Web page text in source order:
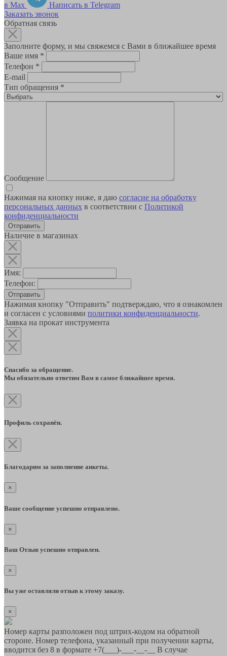
в Max
Написать в Telegram
Заказать звонок
Обратная связь
Заполните форму, и мы свяжемся с Вами в ближайшее время
Ваше имя *
Телефон *
E-mail
Тип обращения *
Сообщение
Нажимая на кнопку ниже, я даю согласие на обработку
персональных данных в соответствии с Политикой
конфиденциальности
Наличие в магазинах
Имя:
Телефон:
Отправить
Нажимая кнопку "Отправить" подтверждаю, что я ознакомлен
и согласен с условиями политики конфиденциальности.
Заявка на прокат инструмента
Спасибо за обращение.
Мы обязательно ответим Вам в самое ближайшее время.
Профиль сохранён.
Благодарим за заполнение анкеты.
×
Ваше сообщение успешно отправлено.
×
Ваш Отзыв успешно отправлен.
×
Вы уже оставляли отзыв к этому заказу.
×
Номер карты разположен под штрих-кодом на обратной
стороне. Номер телефона, указанный при получении карты,
вводится без 8 в формате +7(___)-___-__-__ В случае